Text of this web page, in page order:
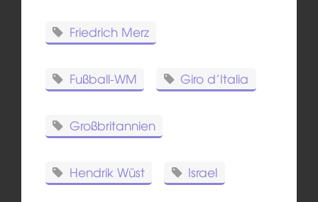
Friedrich Merz
Fußball-WM Giro d’Italia
Großbritannien
Hendrik Wüst Israel